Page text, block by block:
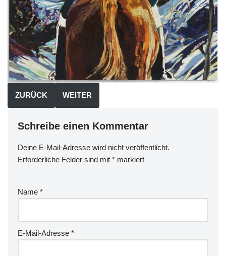
ZURÜCK WEITER
Schreibe einen Kommentar
Deine E-Mail-Adresse wird nicht veröffentlicht.
Erforderliche Felder sind mit * markiert
Name *
E-Mail-Adresse *